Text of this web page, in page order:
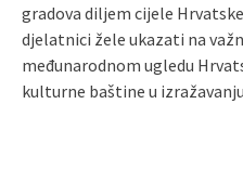
gradova diljem cijele
djelatnici žele ukazati na
međunarodnom ugledu
kulturne baštine u